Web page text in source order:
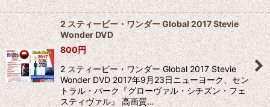
2 スティービー・ワンダー Global 2017 Stevie
Wonder DVD
800円
2 スティービー・ワンダー Global 2017 Stevie
Wonder DVD 2017年9月23日ニューヨーク、セン
トラル・パーク『グローヴァル・シチズン・フェ
スティヴァル』 高画質…